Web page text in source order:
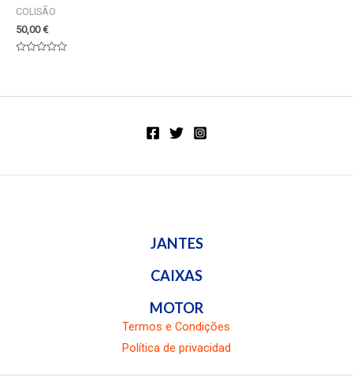
COLISÃO
50,00€
5
JANTES
CAIXAS
MOTOR
Termos e Condições
Política de privacidad